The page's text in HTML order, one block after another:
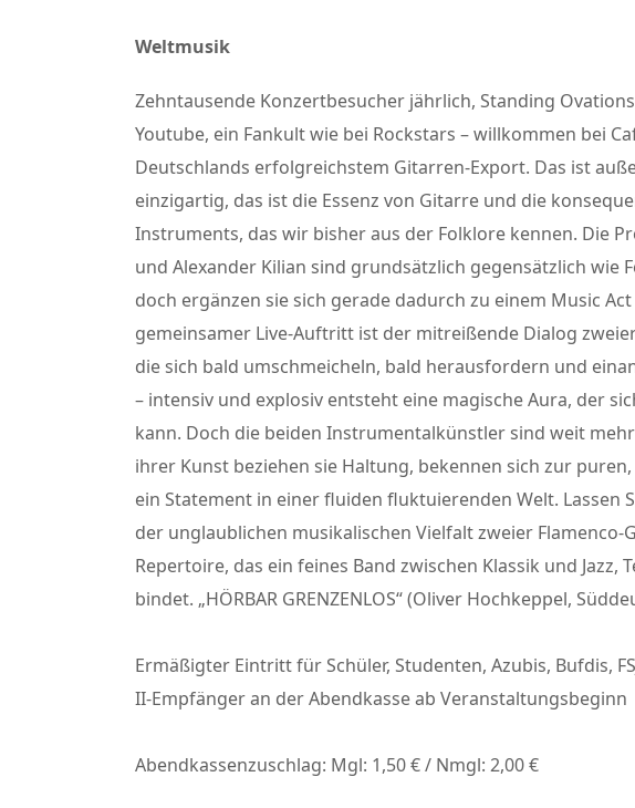
Weltmusik
Zehntausende Konzertbesucher jährlich, Standing
Youtube, ein Fankult wie bei Rockstars – willkommen bei
Deutschlands erfolgreichstem Gitarren-Export. Das ist
einzigartig, das ist die Essenz von Gitarre und die
Instruments, das wir bisher aus der Folklore kennen. Die
und Alexander Kilian sind grundsätzlich gegensätzlich wie
doch ergänzen sie sich gerade dadurch zu einem Music
gemeinsamer Live-Auftritt ist der mitreißende Dialog
die sich bald umschmeicheln, bald herausfordern und
– intensiv und explosiv entsteht eine magische Aura, der
kann. Doch die beiden Instrumentalkünstler sind weit
ihrer Kunst beziehen sie Haltung, bekennen sich zur
ein Statement in einer fluiden fluktuierenden Welt. Lassen
der unglaublichen musikalischen Vielfalt zweier Flamenco-
Repertoire, das ein feines Band zwischen Klassik und Jazz,
bindet. „HÖRBAR GRENZENLOS“ (Oliver Hochkeppel,
Ermäßigter Eintritt für Schüler, Studenten, Azubis, Bufdis,
II-Empfänger an der Abendkasse ab Veranstaltungsbeginn
Abendkassenzuschlag: Mgl: 1,50 € / Nmgl: 2,00 €